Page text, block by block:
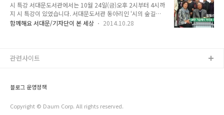
시 특강 서대문도서관에서는 10월 24일(금)오후 2시부터 4시까
지 시 특강이 있었습니다. 서대문도서관 동아리인 ‘시의 숲길을
걷다’ 회원들과 일반 신청자들을 위해 마련한 시 특강은 8월부터
강 바로 가기 (http://tongblog.sdm.go.kr/2763) 9월 : 신광
대문학을 통하여 등단하신 후..
함께해요 서대문/기자단이 본 세상 2014.10.28
블로그 운영정책
Copyright © Daum Corp. All rights reserved.
관련사이트